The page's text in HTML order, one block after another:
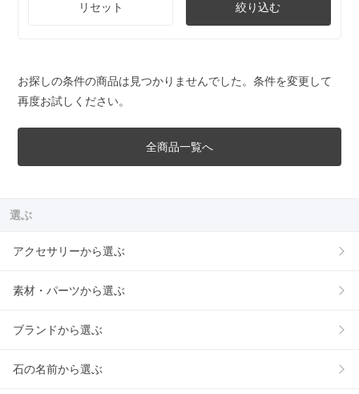
リセット 絞り込む
お探しの条件の商品は見つかりませんでした。条件を変更して
再度お試しください。
全商品一覧へ
選ぶ
アクセサリーから選ぶ
素材・パーツから選ぶ
ブランドから選ぶ
石の名前から選ぶ